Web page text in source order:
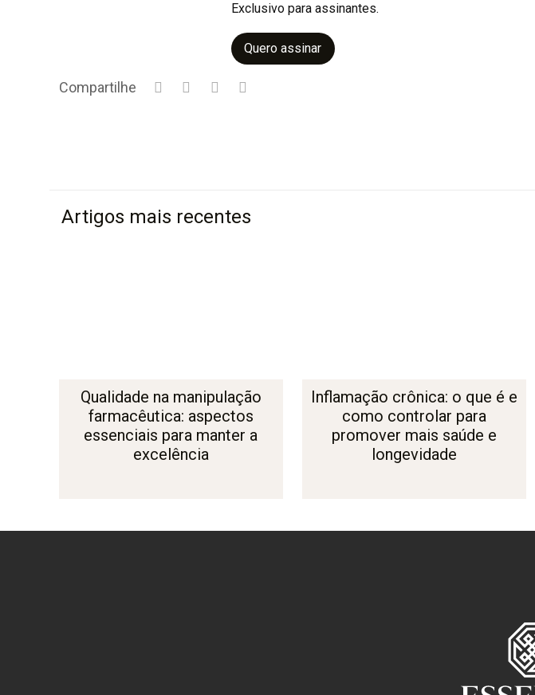
Exclusivo para assinantes.
Quero assinar
Compartilhe
Artigos mais recentes
Qualidade na manipulação
farmacêutica: aspectos
essenciais para manter a
excelência
Inflamação crônica: o que é e
como controlar para
promover mais saúde e
longevidade